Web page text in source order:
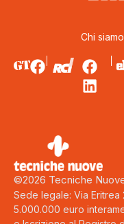
Chi siamo
©2026 Tecniche
Sede legale: Via Eritrea
5.000.000 euro